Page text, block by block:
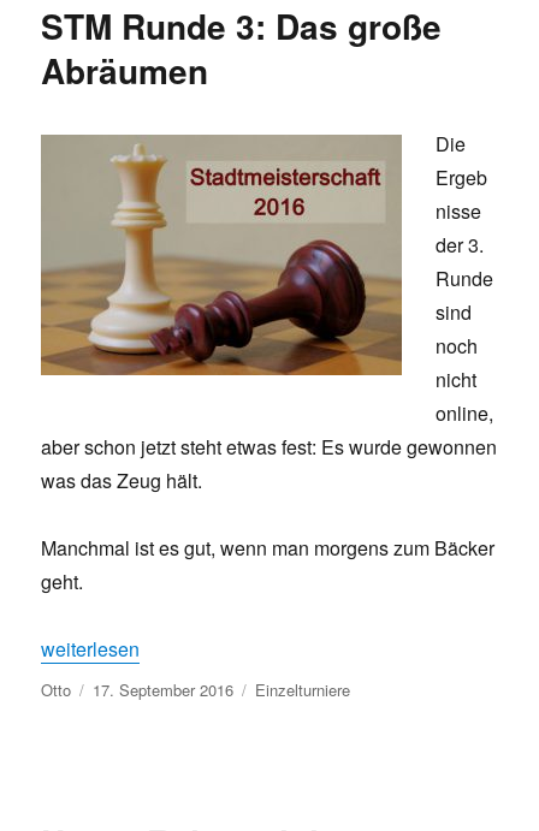
STM Runde 3: Das große
Abräumen
Die
Ergeb
nisse
der 3.
Runde
sind
noch
nicht
online,
aber schon jetzt steht etwas fest: Es wurde gewonnen
was das Zeug hält.
Manchmal ist es gut, wenn man morgens zum Bäcker
geht.
„STM Runde 3: Das große Abräumen“
weiterlesen
Autor
Otto Veröffentlicht
am
17. September 2016 Kategorien
Einzelturniere